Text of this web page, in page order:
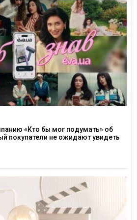
«Кто бы мог подумать» об
покупатели не ожидают увидеть